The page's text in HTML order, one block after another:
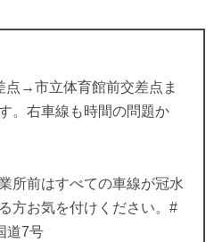
点→市立体育館前交差点ま
。右車線も時間の問題か
所前はすべての車線が冠水
方お気を付けください。 #
道7号